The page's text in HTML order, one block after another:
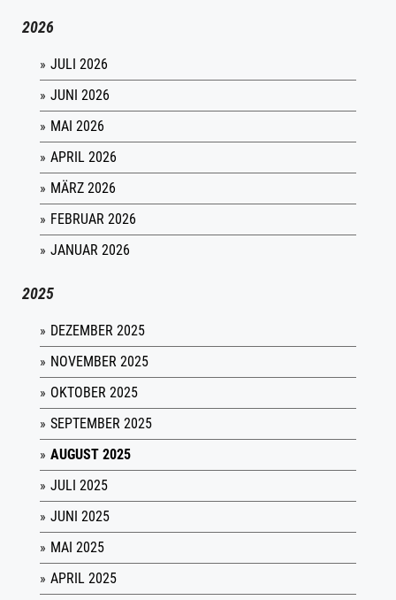
2026
JULI 2026
JUNI 2026
MAI 2026
APRIL 2026
MÄRZ 2026
FEBRUAR 2026
JANUAR 2026
2025
DEZEMBER 2025
NOVEMBER 2025
OKTOBER 2025
SEPTEMBER 2025
AUGUST 2025
JULI 2025
JUNI 2025
MAI 2025
APRIL 2025